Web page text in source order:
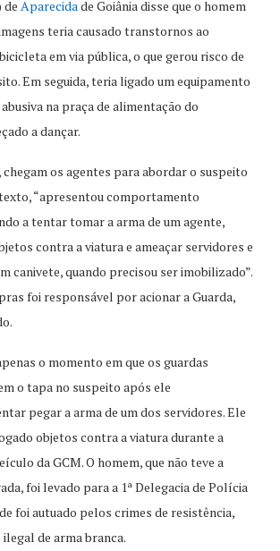
de Aparecidade Goiânia disse que o homem
teria causado transtornos ao
em via pública, o que gerou risco de
Em seguida, teria ligado um equipamento
na praça de alimentação do
a dançar.
os agentes para abordar o suspeito
“apresentou comportamento
a tentar tomar a arma de um agente,
contra a viatura e ameaçar servidores e
canivete, quando precisou ser imobilizado”.
foi responsável por acionar a Guarda,
o momento em que os guardas
o tapa no suspeito após ele
pegar a arma de um dos servidores. Ele
objetos contra a viatura durante a
da GCM. O homem, que não teve a
foi levado para a 1ª Delegacia de Polícia
foi autuado pelos crimes de resistência,
de arma branca.